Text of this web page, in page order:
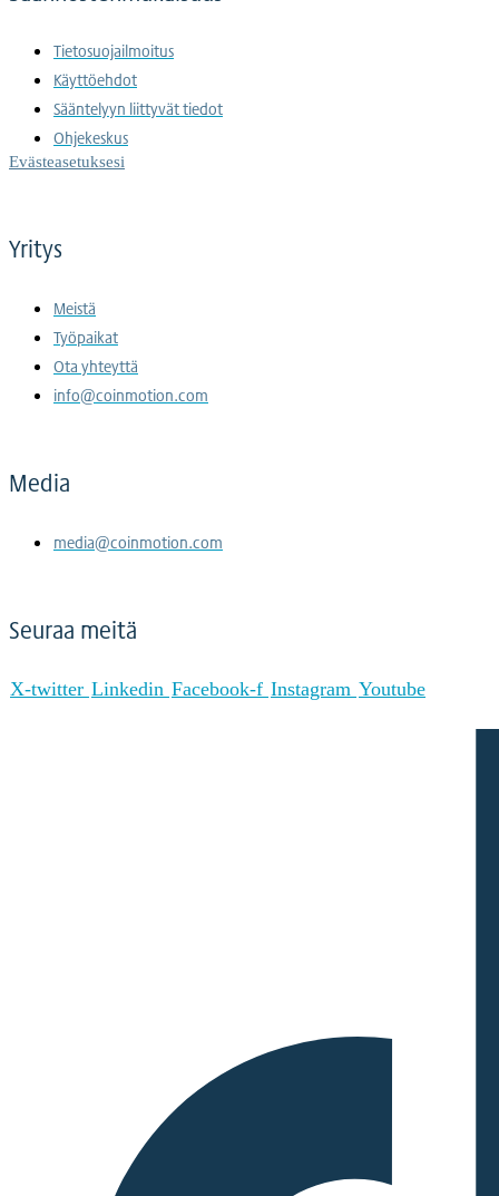
Tietosuojailmoitus
Käyttöehdot
Sääntelyyn liittyvät tiedot
Ohjekeskus
Evästeasetuksesi
Yritys
Meistä
Työpaikat
Ota yhteyttä
info@coinmotion.com
Media
media@coinmotion.com
Seuraa meitä
X-twitter Linkedin Facebook-f Instagram Youtube